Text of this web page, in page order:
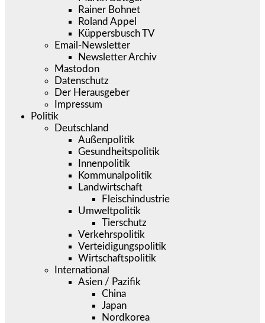
Rainer Bohnet
Roland Appel
Küppersbusch TV
Email-Newsletter
Newsletter Archiv
Mastodon
Datenschutz
Der Herausgeber
Impressum
Politik
Deutschland
Außenpolitik
Gesundheitspolitik
Innenpolitik
Kommunalpolitik
Landwirtschaft
Fleischindustrie
Umweltpolitik
Tierschutz
Verkehrspolitik
Verteidigungspolitik
Wirtschaftspolitik
International
Asien / Pazifik
China
Japan
Nordkorea